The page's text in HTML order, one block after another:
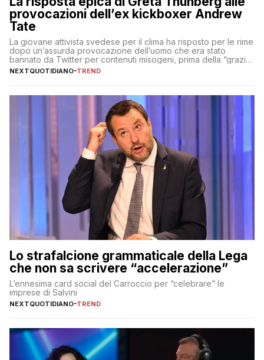
provocazioni dell’ex kickboxer Andrew
Tate
La giovane attivista svedese per il clima ha risposto per le rime
dopo un’assurda provocazione dell’uomo che era stato
bannato da Twitter per contenuti misogeni, prima della “grazia”
di Elon Musk
NEXTQUOTIDIANO-TREND
Lo strafalcione grammaticale della Lega
che non sa scrivere “accelerazione”
L’ennesima card social del Carroccio per “celebrare” le
imprese di Salvini
NEXTQUOTIDIANO-TREND